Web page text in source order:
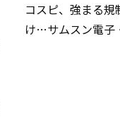
コスピ、強まる
け…サムスン電子